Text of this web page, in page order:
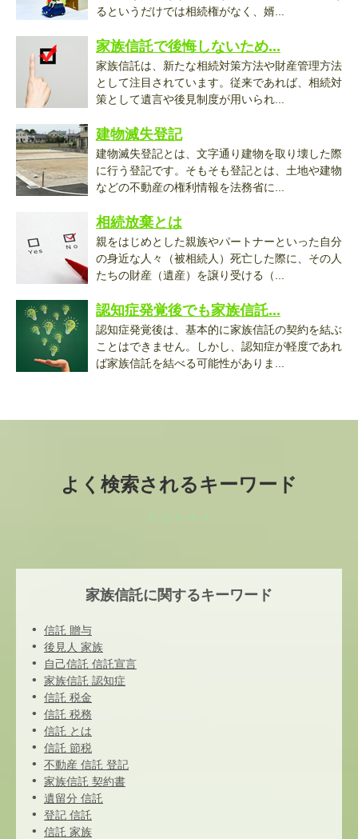
るというだけでは相続権がなく、婿...
家族信託で後悔しないため...
家族信託は、新たな相続対策方法や財産管理方法
として注目されています。従来であれば、相続対
策として遺言や後見制度が用いられ...
建物滅失登記
建物滅失登記とは、文字通り建物を取り壊した際
に行う登記です。そもそも登記とは、土地や建物
などの不動産の権利情報を法務省に...
相続放棄とは
親をはじめとした親族やパートナーといった自分
の身近な人々（被相続人）死亡した際に、その人
たちの財産（遺産）を譲り受ける（...
認知症発覚後でも家族信託...
認知症発覚後は、基本的に家族信託の契約を結ぶ
ことはできません。しかし、認知症が軽度であれ
ば家族信託を結べる可能性がありま...
よく検索されるキーワード
家族信託に関するキーワード
信託 贈与
後見人 家族
自己信託 信託宣言
家族信託 認知症
信託 税金
信託 税務
信託 とは
信託 節税
不動産 信託 登記
家族信託 契約書
遺留分 信託
登記 信託
信託 家族